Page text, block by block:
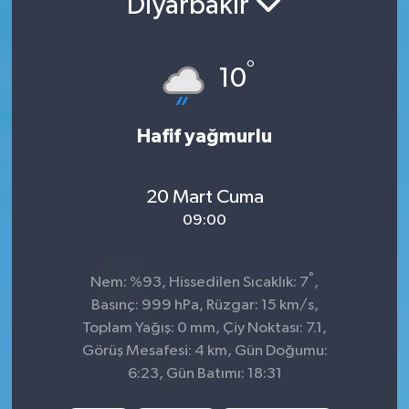
Diyarbakır
10°
Hafif yağmurlu
20 Mart Cuma
09:00
Nem: %93, Hissedilen Sıcaklık: 7° ,
Basınç: 999 hPa, Rüzgar: 15 km/s,
Toplam Yağış: 0 mm, Çiy Noktası: 7.1,
Görüş Mesafesi: 4 km, Gün Doğumu:
6:23, Gün Batımı: 18:31
Tarih - Kültür - Sanat - Turizm